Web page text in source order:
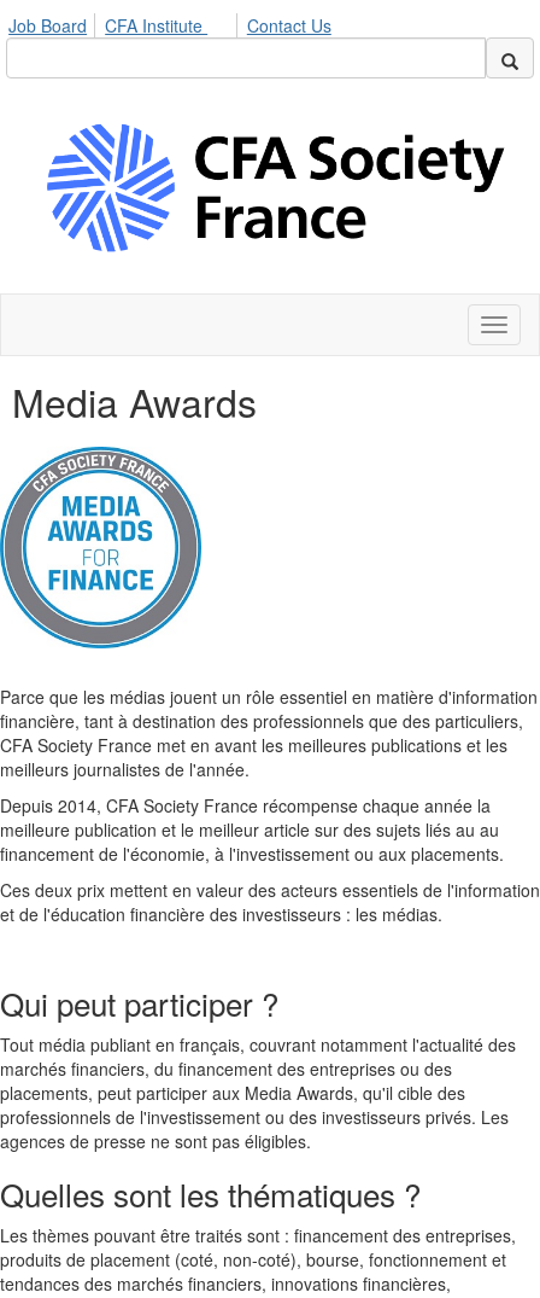
Job Board CFA Institute Contact Us
Media Awards
Parce que les médias jouent un rôle essentiel en matière d'information
financière, tant à destination des professionnels que des particuliers,
CFA Society France met en avant les meilleures publications et les
meilleurs journalistes de l'année.
Depuis 2014, CFA Society France récompense chaque année la
meilleure publication et le meilleur article sur des sujets liés au au
financement de l'économie, à l'investissement ou aux placements.
Ces deux prix mettent en valeur des acteurs essentiels de l'information
et de l'éducation financière des investisseurs : les médias.
Qui peut participer ?
Tout média publiant en français, couvrant notamment l'actualité des
marchés financiers, du financement des entreprises ou des
placements, peut participer aux Media Awards, qu'il cible des
professionnels de l'investissement ou des investisseurs privés. Les
agences de presse ne sont pas éligibles.
Quelles sont les thématiques ?
Les thèmes pouvant être traités sont : financement des entreprises,
produits de placement (coté, non-coté), bourse, fonctionnement et
tendances des marchés financiers, innovations financières,